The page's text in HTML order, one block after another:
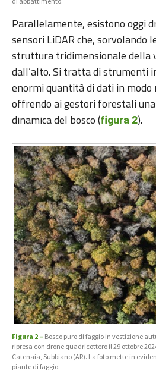
Parallelamente, esistono oggi
sensori LiDAR che, sorvolando
struttura tridimensionale della
dall’alto. Si tratta di strumenti
enormi quantità di dati in modo
offrendo ai gestori forestali
dinamica del bosco (figura 2).
Figura 2 – Bosco puro di faggio in vestizione
ripresa con drone quadricottero il 29 ottobre
Catenaia, Subbiano (AR). La foto mette in
piante di faggio.